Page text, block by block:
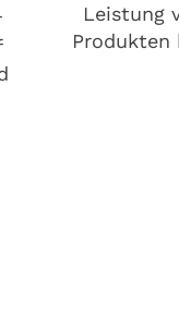
Leistung
Produkten